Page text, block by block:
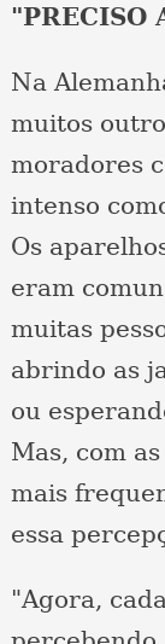
"PRECISO
Na
muitos
moradores
intenso
Os
eram
muitas
abrindo as
ou
Mas, com
mais
essa
"Agora,